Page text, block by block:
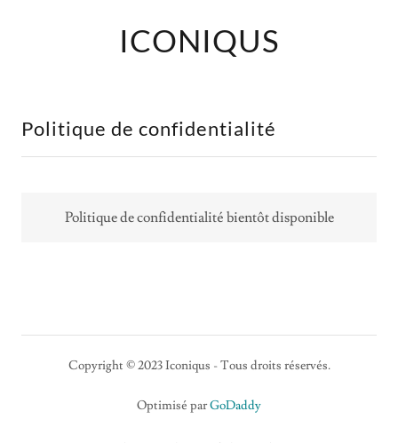
ICONIQUS
Politique de confidentialité
Politique de confidentialité bientôt disponible
Copyright © 2023 Iconiqus - Tous droits réservés.
Optimisé parGoDaddy